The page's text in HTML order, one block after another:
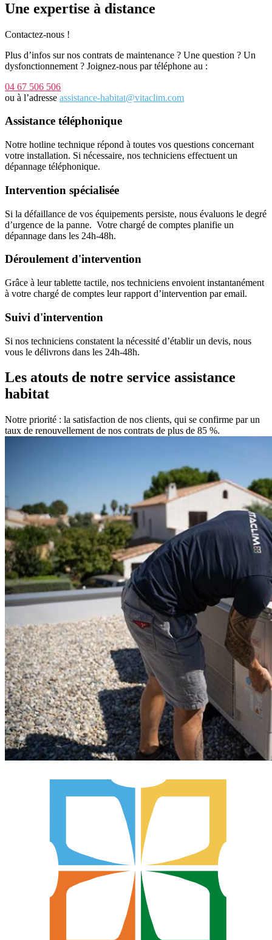
Une expertise à distance
Contactez-nous !
Plus d’infos sur nos contrats de maintenance ? Une question ? Un
dysfonctionnement ? Joignez-nous par téléphone au :
04 67 506 506
ou à l’adresse assistance-habitat@vitaclim.com
Assistance téléphonique
Notre hotline technique répond à toutes vos questions concernant
votre installation. Si nécessaire, nos techniciens effectuent un
dépannage téléphonique.
Intervention spécialisée
Si la défaillance de vos équipements persiste, nous évaluons le degré
d’urgence de la panne. Votre chargé de comptes planifie un
dépannage dans les 24h-48h.
Déroulement d'intervention
Grâce à leur tablette tactile, nos techniciens envoient instantanément
à votre chargé de comptes leur rapport d’intervention par email.
Suivi d'intervention
Si nos techniciens constatent la nécessité d’établir un devis, nous
vous le délivrons dans les 24h-48h.
Les atouts de notre service assistance
habitat
Notre priorité : la satisfaction de nos clients, qui se confirme par un
taux de renouvellement de nos contrats de plus de 85 %.